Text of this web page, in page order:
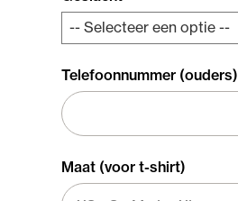
Telefoonnummer (ouders)
Maat (voor t-shirt)